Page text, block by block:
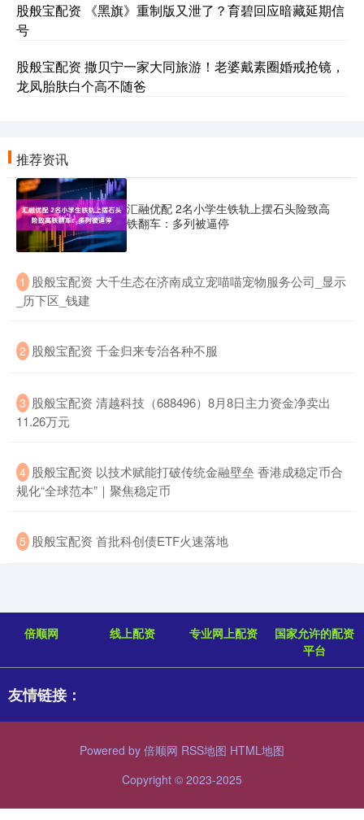
股般宝配资 《黑旗》重制版又泄了？育碧回应暗藏延期信
号
股般宝配资 撒贝宁一家大同旅游！老婆戴素圈婚戒抢镜，
龙凤胎肤白个高不随爸
推荐资讯
汇融优配 2名小学生铁轨上摆石头险致高
铁翻车：多列被逼停
1 ​股般宝配资 大千生态在济南成立宠喵喵宠物服务公司_显示
_历下区_钱建
2 ​股般宝配资 千金归来专治各种不服
3 ​股般宝配资 清越科技（688496）8月8日主力资金净卖出
11.26万元
4 ​股般宝配资 以技术赋能打破传统金融壁垒 香港成稳定币合
规化“全球范本”｜聚焦稳定币
5 ​股般宝配资 首批科创债ETF火速落地
倍顺网 线上配资 专业网上配资
国家允许的配资
平台
友情链接：
Powered by 倍顺网 RSS地图 HTML地图
Copyright © 2023-2025